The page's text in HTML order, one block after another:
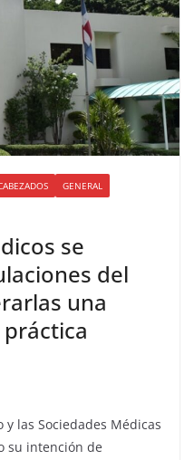
GENERAL
se
del
una
y las Sociedades Médicas
su intención de